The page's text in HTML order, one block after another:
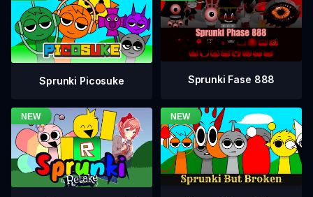
Sprunki Picosuke Sprunki Fase 888